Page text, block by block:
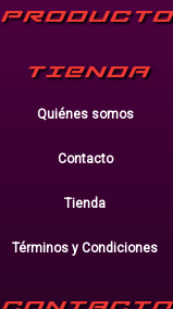
PRODUCTO
TIENDA
Quiénes somos
Contacto
Tienda
Términos y Condiciones